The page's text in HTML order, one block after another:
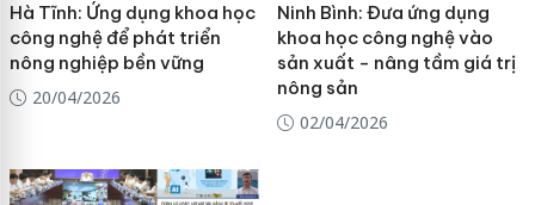
Hà Tĩnh: Ứng dụng khoa học
công nghệ để phát triển
nông nghiệp bền vững
20/04/2026
Ninh Bình: Đưa ứng dụng
khoa học công nghệ vào
sản xuất - nâng tầm giá trị
nông sản
02/04/2026